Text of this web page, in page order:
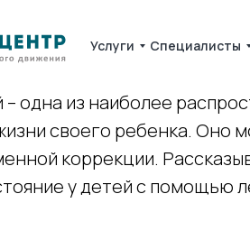
Услуги Специалисты
– одна из наиболее
своего ребенка. Оно
коррекции.
у детей с помощью